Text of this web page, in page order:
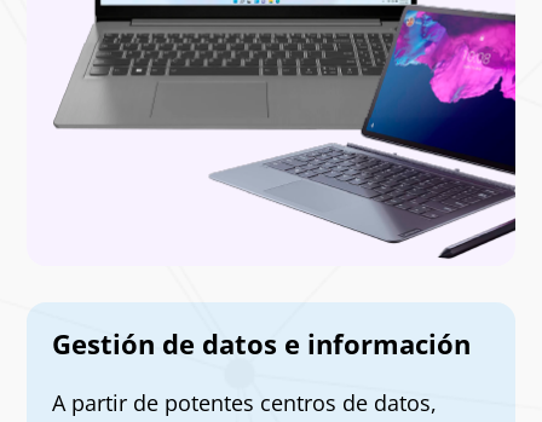
Gestión de datos e información
A partir de potentes centros de datos,